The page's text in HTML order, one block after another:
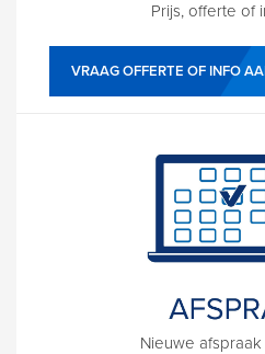
Prijs, offerte of
VRAAG OFFERTE OF INFO
Nieuwe